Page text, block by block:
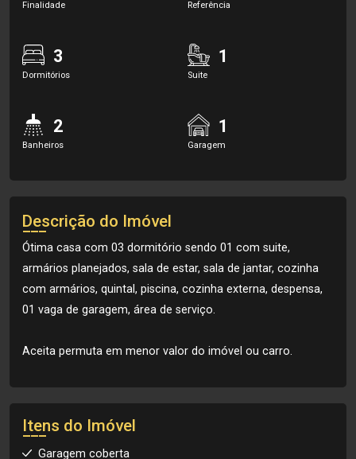
Finalidade Referência
3
Dormitórios
1
Suite
2
Banheiros
1
Garagem
Descrição do Imóvel
Ótima casa com 03 dormitório sendo 01 com suite,
armários planejados, sala de estar, sala de jantar, cozinha
com armários, quintal, piscina, cozinha externa, despensa,
01 vaga de garagem, área de serviço.
Aceita permuta em menor valor do imóvel ou carro.
Itens do Imóvel
Garagem coberta